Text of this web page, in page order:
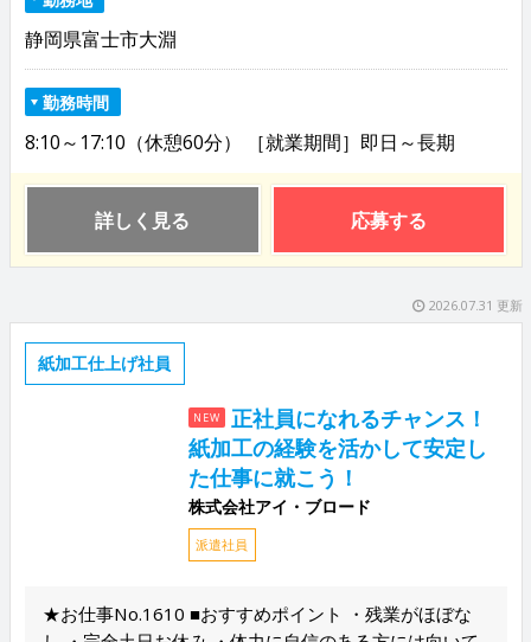
静岡県富士市大淵
勤務時間
8:10～17:10（休憩60分） ［就業期間］即日～長期
詳しく見る 応募する
2026.07.31 更新
紙加工仕上げ社員
NEW
正社員になれるチャンス！
紙加工の経験を活かして安定し
た仕事に就こう！
株式会社アイ・ブロード
派遣社員
★お仕事No.1610 ■おすすめポイント ・残業がほぼな